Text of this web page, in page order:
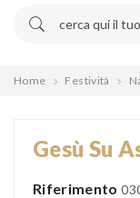
Home Festività
Gesù Su
Riferimento